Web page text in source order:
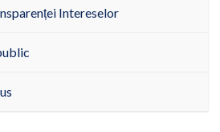
Intereselor